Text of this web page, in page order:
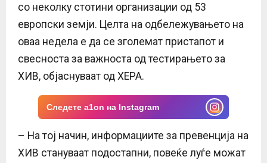
Uсо неколку стотини организации од 53
европски земји. Целта на одбележувањето на
оваа недела е да се зголемат пристапот и
свесноста за важноста од тестирањето за
ХИВ, објаснуваат од ХЕРА.
Следете a1on на Instagram
– На тој начин, информациите за превенција на
ХИВ стануваат подостапни, повеќе луѓе можат